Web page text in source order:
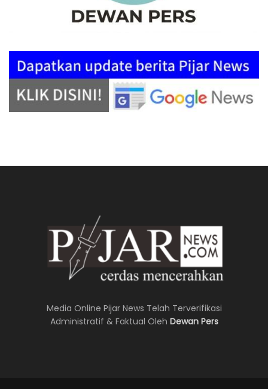
Media Online Pijar News Telah Terverifikasi
Administratif & Faktual Oleh Dewan Pers